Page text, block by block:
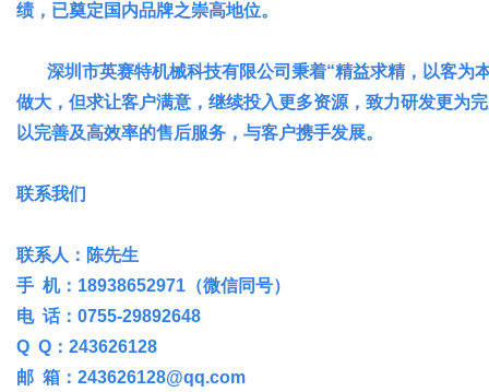
绩，已奠定国内品牌之崇高地位。
深圳市英赛特机械科技有限公司秉着“精益求精，以客为
做大，但求让客户满意，继续投入更多资源，致力研发更为
以完善及高效率的售后服务，与客户携手发展。
联系我们
联系人：陈先生
手 机：18938652971（微信同号）
电 话：0755-29892648
Q Q：243626128
邮 箱：243626128@qq.com